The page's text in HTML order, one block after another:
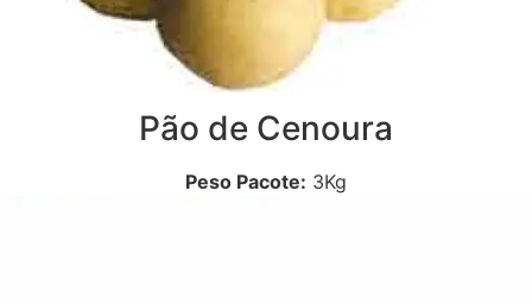
Pão de Cenoura
Peso Pacote: 3Kg